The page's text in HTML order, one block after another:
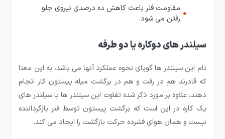
مقاومت فنر باعث کاهش ده درصدی نیروی جلو
رفتن می شود.
سیلندر های دوکاره یا دو طرفه
نام این سیلندر ها گویای نحوه عملکرد آنها می باشد، به این معنا
که قادرند هم در رفت و هم در برگشت میله پیستون کار انجام
دهند، علاوه بر مورد ذکر شده تفاوت این سیلندر ها با سیلندر های
یک کاره در این است که برگشت پیستون توسط فنر بازگرداننده
نیست و همان هوای فشرده حرکت بازگشت را ایجاد می کند.